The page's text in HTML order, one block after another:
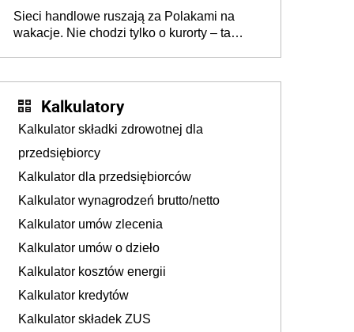
Sieci handlowe ruszają za Polakami na
wakacje. Nie chodzi tylko o kurorty – ta
Kalkulatory
Kalkulator składki zdrowotnej dla
przedsiębiorcy
Kalkulator dla przedsiębiorców
Kalkulator wynagrodzeń brutto/netto
Kalkulator umów zlecenia
Kalkulator umów o dzieło
Kalkulator kosztów energii
Kalkulator kredytów
Kalkulator składek ZUS